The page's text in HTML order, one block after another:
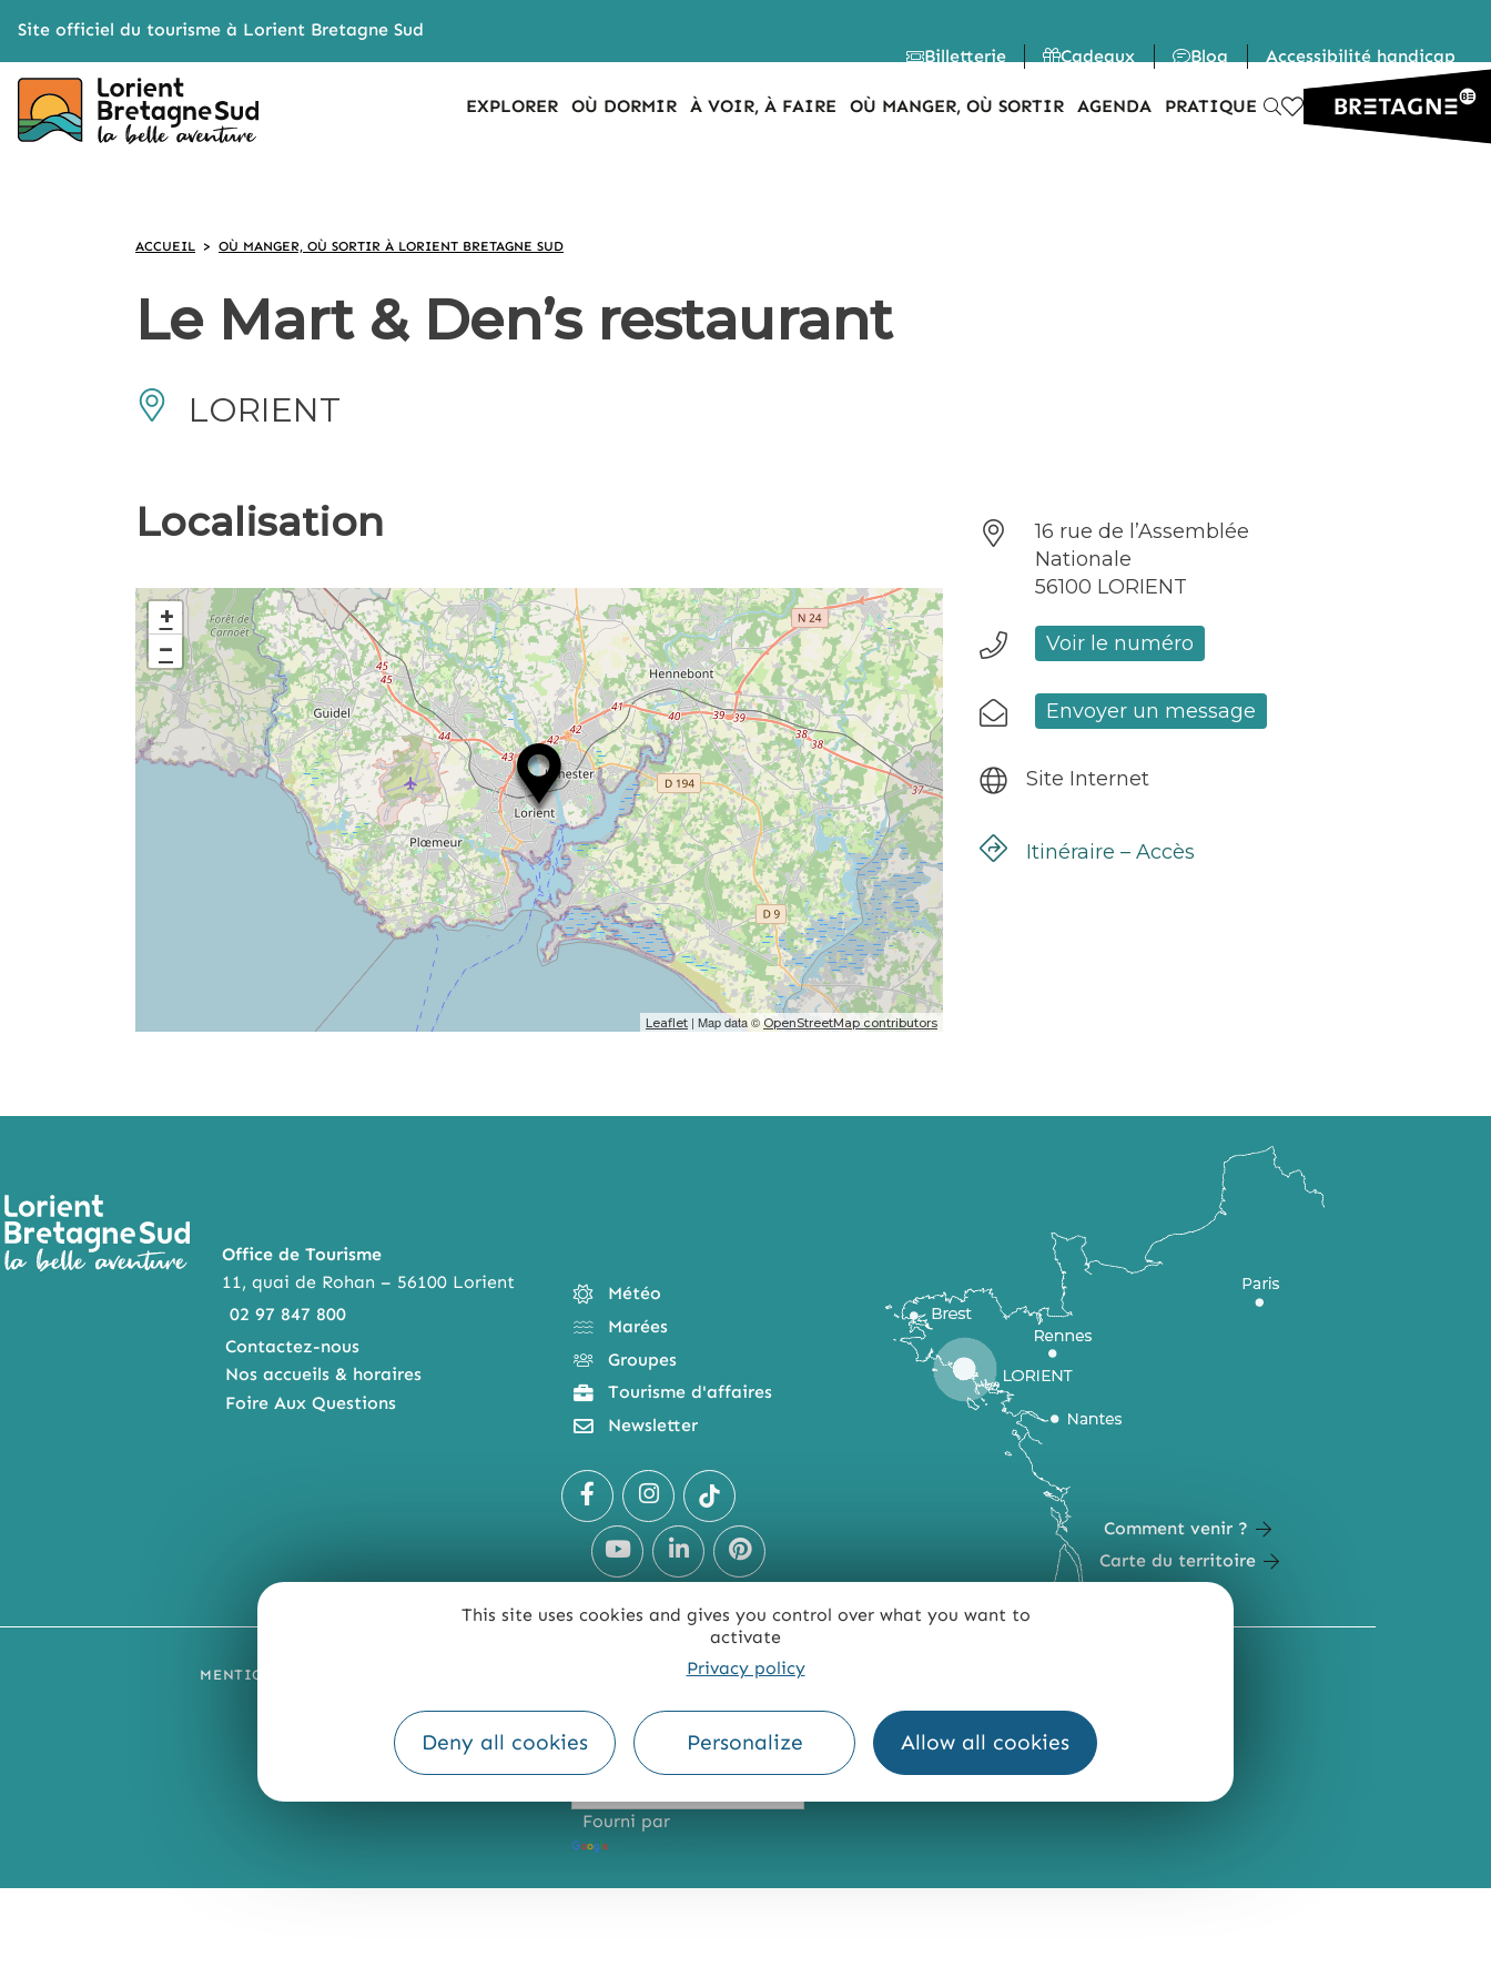
This site uses cookies and gives you control over what you want to
activate
Privacy policy
Deny all cookies Personalize Allow all cookies
Site officiel du tourisme à Lorient Bretagne Sud
Billetterie
Cadeaux Blog Accessibilité handicap
EXPLORER OÙ DORMIR À VOIR, À FAIRE OÙ MANGER, OÙ SORTIR AGENDA PRATIQUE
ACCUEIL > OÙ MANGER, OÙ SORTIR À LORIENT BRETAGNE SUD
Le Mart & Den’s restaurant
LORIENT
Localisation
+
−
Leaflet | Map data © OpenStreetMap contributors
16 rue de l’Assemblée
Nationale
56100 LORIENT
Voir le numéro
Envoyer un message
Site Internet
Itinéraire – Accès
Office de Tourisme
11, quai de Rohan – 56100 Lorient
02 97 847 800
Contactez-nous
Nos accueils & horaires
Foire Aux Questions
Météo
Marées
Groupes
Tourisme d'affaires
Newsletter
Comment venir ?
Carte du territoire
MENTIONS LÉGALES ACCESSIBILITÉ : NON CONFORME
Fourni par